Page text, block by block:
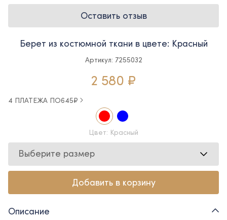
Оставить отзыв
Берет из костюмной ткани в цвете: Красный
Артикул: 7255032
2 580 ₽
4 ПЛАТЕЖА ПО645₽
Цвет: Красный
Выберите размер
Добавить в корзину
Описание